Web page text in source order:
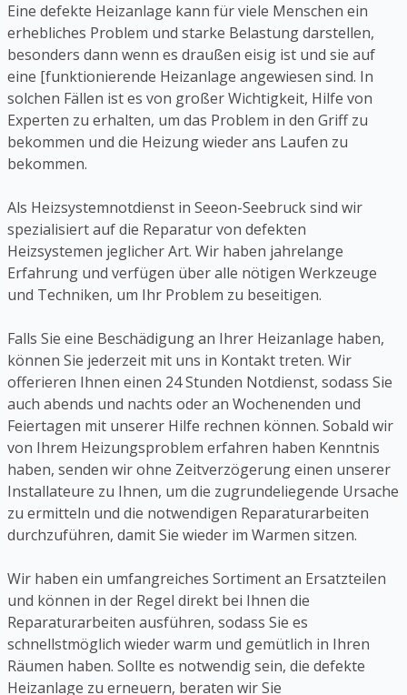
Eine defekte Heizanlage kann für viele Menschen ein
erhebliches Problem und starke Belastung darstellen,
besonders dann wenn es draußen eisig ist und sie auf
eine [funktionierende Heizanlage angewiesen sind. In
solchen Fällen ist es von großer Wichtigkeit, Hilfe von
Experten zu erhalten, um das Problem in den Griff zu
bekommen und die Heizung wieder ans Laufen zu
bekommen.
Als Heizsystemnotdienst in Seeon-Seebruck sind wir
spezialisiert auf die Reparatur von defekten
Heizsystemen jeglicher Art. Wir haben jahrelange
Erfahrung und verfügen über alle nötigen Werkzeuge
und Techniken, um Ihr Problem zu beseitigen.
Falls Sie eine Beschädigung an Ihrer Heizanlage haben,
können Sie jederzeit mit uns in Kontakt treten. Wir
offerieren Ihnen einen 24 Stunden Notdienst, sodass Sie
auch abends und nachts oder an Wochenenden und
Feiertagen mit unserer Hilfe rechnen können. Sobald wir
von Ihrem Heizungsproblem erfahren haben Kenntnis
haben, senden wir ohne Zeitverzögerung einen unserer
Installateure zu Ihnen, um die zugrundeliegende Ursache
zu ermitteln und die notwendigen Reparaturarbeiten
durchzuführen, damit Sie wieder im Warmen sitzen.
Wir haben ein umfangreiches Sortiment an Ersatzteilen
und können in der Regel direkt bei Ihnen die
Reparaturarbeiten ausführen, sodass Sie es
schnellstmöglich wieder warm und gemütlich in Ihren
Räumen haben. Sollte es notwendig sein, die defekte
Heizanlage zu erneuern, beraten wir Sie